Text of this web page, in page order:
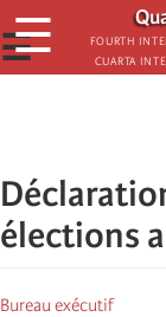
Aller
au
contenu
Fourth
Cuarta
☰
☰
élections
Bureau exécutif